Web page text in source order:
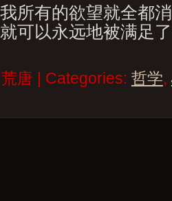
所有的欲望就全都
可以永远地被满足
唐 | Categories: 哲学,